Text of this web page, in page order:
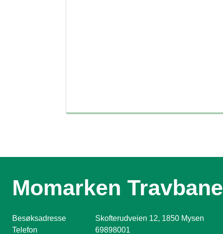
Momarken Travbane
Besøksadresse
Skofterudveien 12, 1850 Mysen
Telefon
69898001